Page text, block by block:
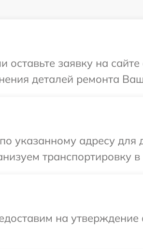
заявку на
деталей ремонта
указанному адресу для
транспортировку
на